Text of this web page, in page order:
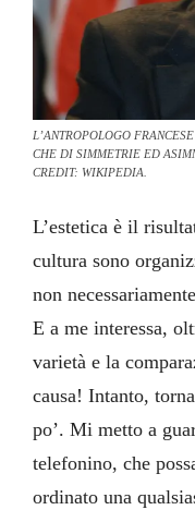
L’ANTROPOLOGO
CHE DI SIMMETRIE ED
CREDIT: WIKIPEDIA.
L’estetica è il
cultura sono
non
E a me interessa,
varietà e la
causa! Intanto,
po’. Mi metto a
telefonino, che
ordinato una